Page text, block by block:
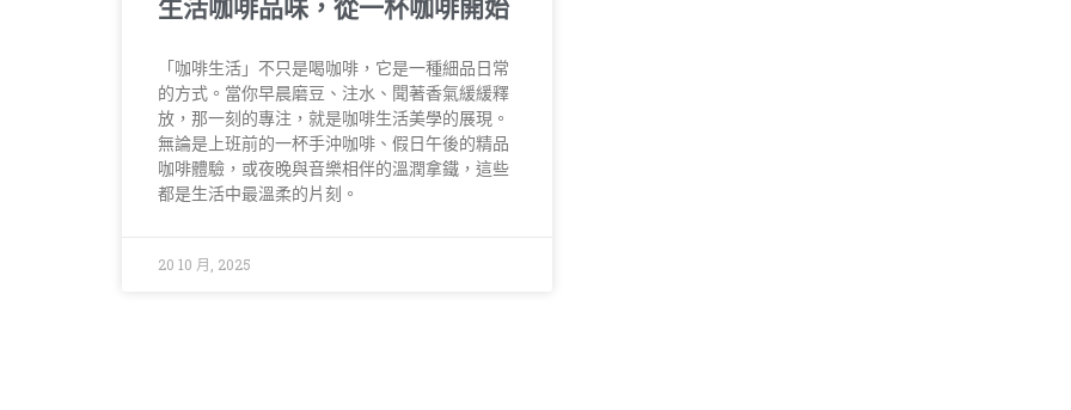
生活咖啡品味，從一杯咖啡開始
「咖啡生活」不只是喝咖啡，它是一種細品日常
的方式。當你早晨磨豆、注水、聞著香氣緩緩釋
放，那一刻的專注，就是咖啡生活美學的展現。
無論是上班前的一杯手沖咖啡、假日午後的精品
咖啡體驗，或夜晚與音樂相伴的溫潤拿鐵，這些
都是生活中最溫柔的片刻。
20 10 月, 2025